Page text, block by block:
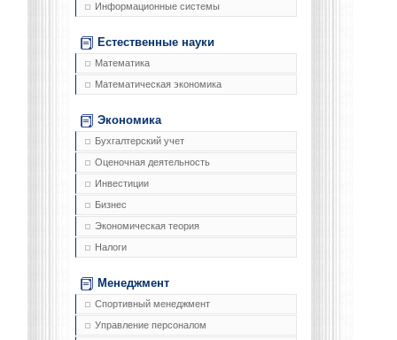
Информационные системы
Естественные науки
Математика
Математическая экономика
Экономика
Бухгалтерский учет
Оценочная деятельность
Инвестиции
Бизнес
Экономическая теория
Налоги
Менеджмент
Спортивный менеджмент
Управление персоналом